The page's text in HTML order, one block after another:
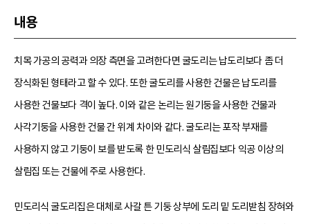
내용
치목 가공의 공력과 의장 측면을 고려한다면 굴도리는 납도리보다 좀 더
장식화된 형태라고 할 수 있다. 또한 굴도리를 사용한 건물은 납도리를
사용한 건물보다 격이 높다. 이와 같은 논리는 원기둥을 사용한 건물과
사각기둥을 사용한 건물 간 위계 차이와 같다. 굴도리는 포작 부재를
사용하지 않고 기둥이 보를 받도록 한 민도리식 살림집보다 익공 이상의
살림집 또는 건물에 주로 사용한다.
민도리식 굴도리집은 대체로 사갈 튼 기둥 상부에 도리 밑 도리받침 장혀와